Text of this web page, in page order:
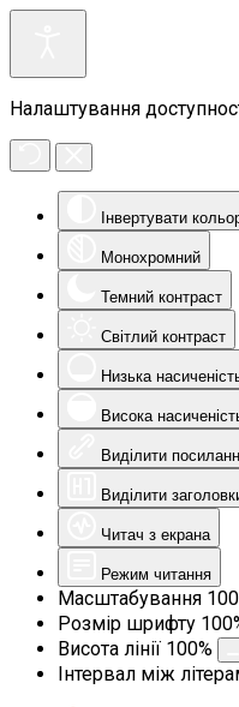
Налаштування
Інвертувати
Монохромний
Темний контраст
Світлий контраст
Низька
Висока
Виділити
Виділити
Читач з екрана
Режим читання
Масштабування 100
Розмір шрифту 100
Висота лінії 100%
Інтервал між